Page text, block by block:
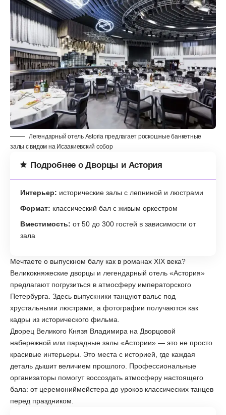
Легендарный отель Astoria предлагает роскошные банкетные
залы с видом на Исаакиевский собор
Подробнее о Дворцы и Астория
Интерьер: исторические залы с лепниной и люстрами
Формат: классический бал с живым оркестром
Вместимость: от 50 до 300 гостей в зависимости от
зала
Мечтаете о выпускном балу как в романах XIX века?
Великокняжеские дворцы и легендарный отель «Астория»
предлагают погрузиться в атмосферу императорского
Петербурга. Здесь выпускники танцуют вальс под
хрустальными люстрами, а фотографии получаются как
кадры из исторического фильма.
Дворец Великого Князя Владимира на Дворцовой
набережной или парадные залы «Астории» — это не просто
красивые интерьеры. Это места с историей, где каждая
деталь дышит величием прошлого. Профессиональные
организаторы помогут воссоздать атмосферу настоящего
бала: от церемониймейстера до уроков классических танцев
перед праздником.